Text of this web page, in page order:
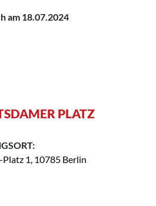
am 18.07.2024
PLATZ
1, 10785 Berlin